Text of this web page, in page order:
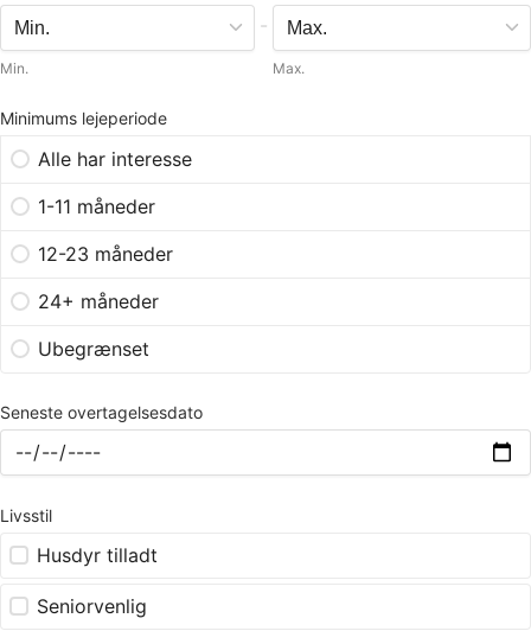
Min.
-
Max.
Minimums lejeperiode
Alle har interesse
1-11 måneder
12-23 måneder
24+ måneder
Ubegrænset
Seneste overtagelsesdato
Livsstil
Husdyr tilladt
Seniorvenlig